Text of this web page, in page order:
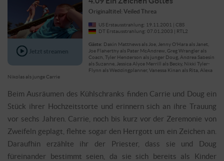
Jetzt streamen
Originaltitel: Veiled Threa
US Erstausstrahlung: 19.11.2001 | CBS
DT Erstausstrahlung: 07.01.2003 | RTL2
Gäste: Dakin Matthews als Joe, Jenny O'Hara als Janet,
Joe Flaherthy als Pater McAndrew, Greg Wrangler als
Coach, Tyler Henderson als junger Doug, Andrea Sabesin
als Suzanne, Jessica Alyce Merrill als Becky, Nikki Tyler-
Flynn als Weddingplanner, Vanessa Kinan als Rita, Alexa
Nikolas als junge Carrie
Beim Ausräumen des Kühlschranks finden Carrie und Doug ein
Stück ihrer Hochzeitstorte und erinnern sich an ihre Trauung
vor sechs Jahren. Carrie, noch bis kurz vor der Zeremonie von
Zweifeln geplagt, flehte sogar den Herrgott um ein Zeichen an.
Daraufhin erzählte ihr der Priester, dass sie und Doug
füreinander bestimmt seien, da sie sich bereits als Kinder